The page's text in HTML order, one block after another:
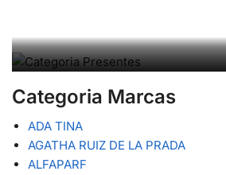
Categoria Marcas
ADA TINA
AGATHA RUIZ DE LA PRADA
ALFAPARF